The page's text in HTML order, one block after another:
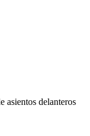
asientos delanteros